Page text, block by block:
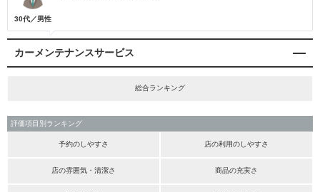
30代／男性
カーメンテナンスサービス
総合ランキング
評価項目別ランキング
予約のしやすさ 店の利用のしやすさ
店の雰囲気・清潔さ 商品の充実さ